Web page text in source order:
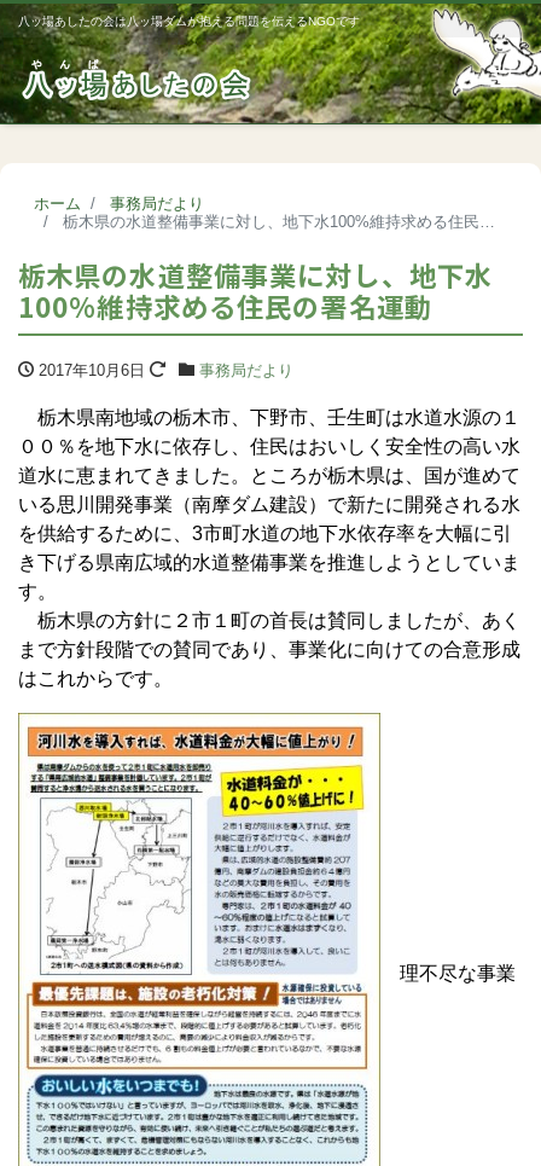
八ッ場あしたの会は八ッ場ダムが抱える問題を伝えるNGOです
ホーム
事務局だより
栃木県の水道整備事業に対し、地下水100%維持求める住民の署名運動
栃木県の水道整備事業に対し、地下水
100%維持求める住民の署名運動
2017年10月6日 事務局だより
栃木県南地域の栃木市、下野市、壬生町は水道水源の１
００％を地下水に依存し、住民はおいしく安全性の高い水
道水に恵まれてきました。ところが栃木県は、国が進めて
いる思川開発事業（南摩ダム建設）で新たに開発される水
を供給するために、3市町水道の地下水依存率を大幅に引
き下げる県南広域的水道整備事業を推進しようとしていま
す。
栃木県の方針に２市１町の首長は賛同しましたが、あく
まで方針段階での賛同であり、事業化に向けての合意形成
はこれからです。
理不尽な事業